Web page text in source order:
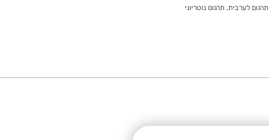
תרגום לערבית, תרגום נוטריוני